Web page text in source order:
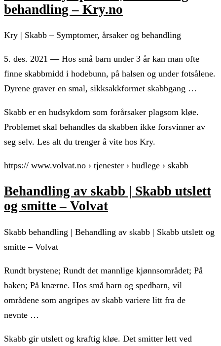
behandling – Kry.no
Kry | Skabb – Symptomer, årsaker og behandling
5. des. 2021 — Hos små barn under 3 år kan man ofte
finne skabbmidd i hodebunn, på halsen og under fotsålene.
Dyrene graver en smal, sikksakkformet skabbgang …
Skabb er en hudsykdom som forårsaker plagsom kløe.
Problemet skal behandles da skabben ikke forsvinner av
seg selv. Les alt du trenger å vite hos Kry.
https:// www.volvat.no › tjenester › hudlege › skabb
Behandling av skabb | Skabb utslett
og smitte – Volvat
Skabb behandling | Behandling av skabb | Skabb utslett og
smitte – Volvat
Rundt brystene; Rundt det mannlige kjønnsområdet; På
baken; På knærne. Hos små barn og spedbarn, vil
områdene som angripes av skabb variere litt fra de
nevnte …
Skabb gir utslett og kraftig kløe. Det smitter lett ved